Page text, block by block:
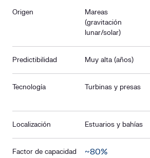
Origen
Mareas
(gravitación
lunar/solar)
Predictibilidad Muy alta (años)
Tecnología Turbinas y presas
Localización Estuarios y bahías
Factor de capacidad ~80%